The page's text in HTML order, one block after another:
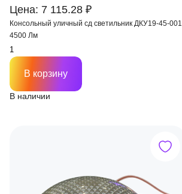
Цена: 7 115.28 ₽
Консольный уличный сд светильник ДКУ19-45-001
4500 Лм
В наличии
В корзину